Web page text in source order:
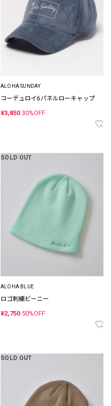
ALOHA SUNDAY
コーデュロイ6パネルローキャップ
¥3,850 30%OFF
SOLD OUT
ALOHA BLUE
ロゴ刺繍ビーニー
¥2,750 50%OFF
SOLD OUT